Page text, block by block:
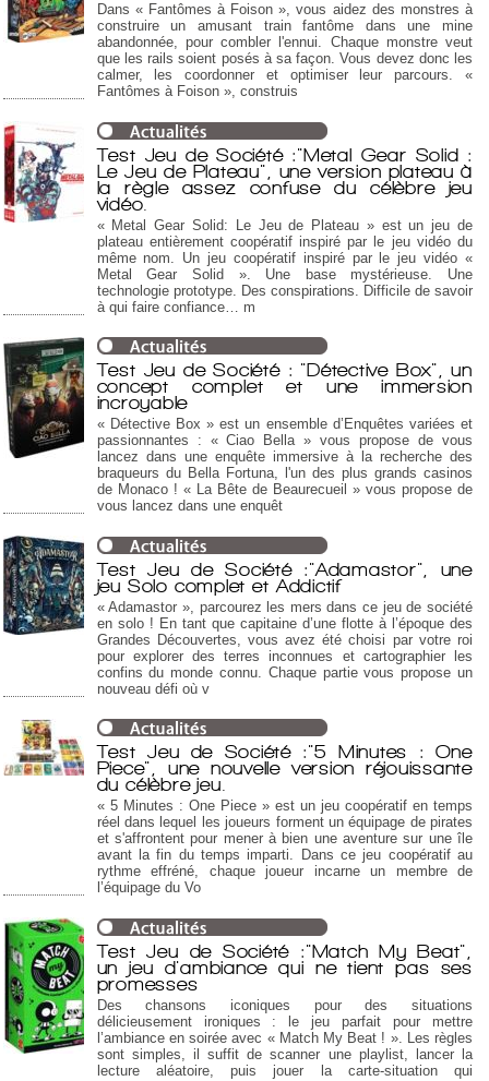
Dans « Fantômes à Foison », vous aidez des monstres à
construire un amusant train fantôme dans une mine
abandonnée, pour combler l'ennui. Chaque monstre veut
que les rails soient posés à sa façon. Vous devez donc les
calmer, les coordonner et optimiser leur parcours. «
Fantômes à Foison », construis
Test Jeu de Société :"Metal Gear Solid :
Le Jeu de Plateau", une version plateau à
la règle assez confuse du célèbre jeu
vidéo.
« Metal Gear Solid: Le Jeu de Plateau » est un jeu de
plateau entièrement coopératif inspiré par le jeu vidéo du
même nom. Un jeu coopératif inspiré par le jeu vidéo «
Metal Gear Solid ». Une base mystérieuse. Une
technologie prototype. Des conspirations. Difficile de savoir
à qui faire confiance… m
Test Jeu de Société : "Détective Box", un
concept complet et une immersion
incroyable
« Détective Box » est un ensemble d’Enquêtes variées et
passionnantes : « Ciao Bella » vous propose de vous
lancez dans une enquête immersive à la recherche des
braqueurs du Bella Fortuna, l'un des plus grands casinos
de Monaco ! « La Bête de Beaurecueil » vous propose de
vous lancez dans une enquêt
Test Jeu de Société :"Adamastor", une
jeu Solo complet et Addictif
« Adamastor », parcourez les mers dans ce jeu de société
en solo ! En tant que capitaine d’une flotte à l’époque des
Grandes Découvertes, vous avez été choisi par votre roi
pour explorer des terres inconnues et cartographier les
confins du monde connu. Chaque partie vous propose un
nouveau défi où v
Test Jeu de Société :"5 Minutes : One
Piece", une nouvelle version réjouissante
du célèbre jeu.
« 5 Minutes : One Piece » est un jeu coopératif en temps
réel dans lequel les joueurs forment un équipage de pirates
et s'affrontent pour mener à bien une aventure sur une île
avant la fin du temps imparti. Dans ce jeu coopératif au
rythme effréné, chaque joueur incarne un membre de
l’équipage du Vo
Test Jeu de Société :"Match My Beat",
un jeu d'ambiance qui ne tient pas ses
promesses
Des chansons iconiques pour des situations
délicieusement ironiques : le jeu parfait pour mettre
l’ambiance en soirée avec « Match My Beat ! ». Les règles
sont simples, il suffit de scanner une playlist, lancer la
lecture aléatoire, puis jouer la carte-situation qui